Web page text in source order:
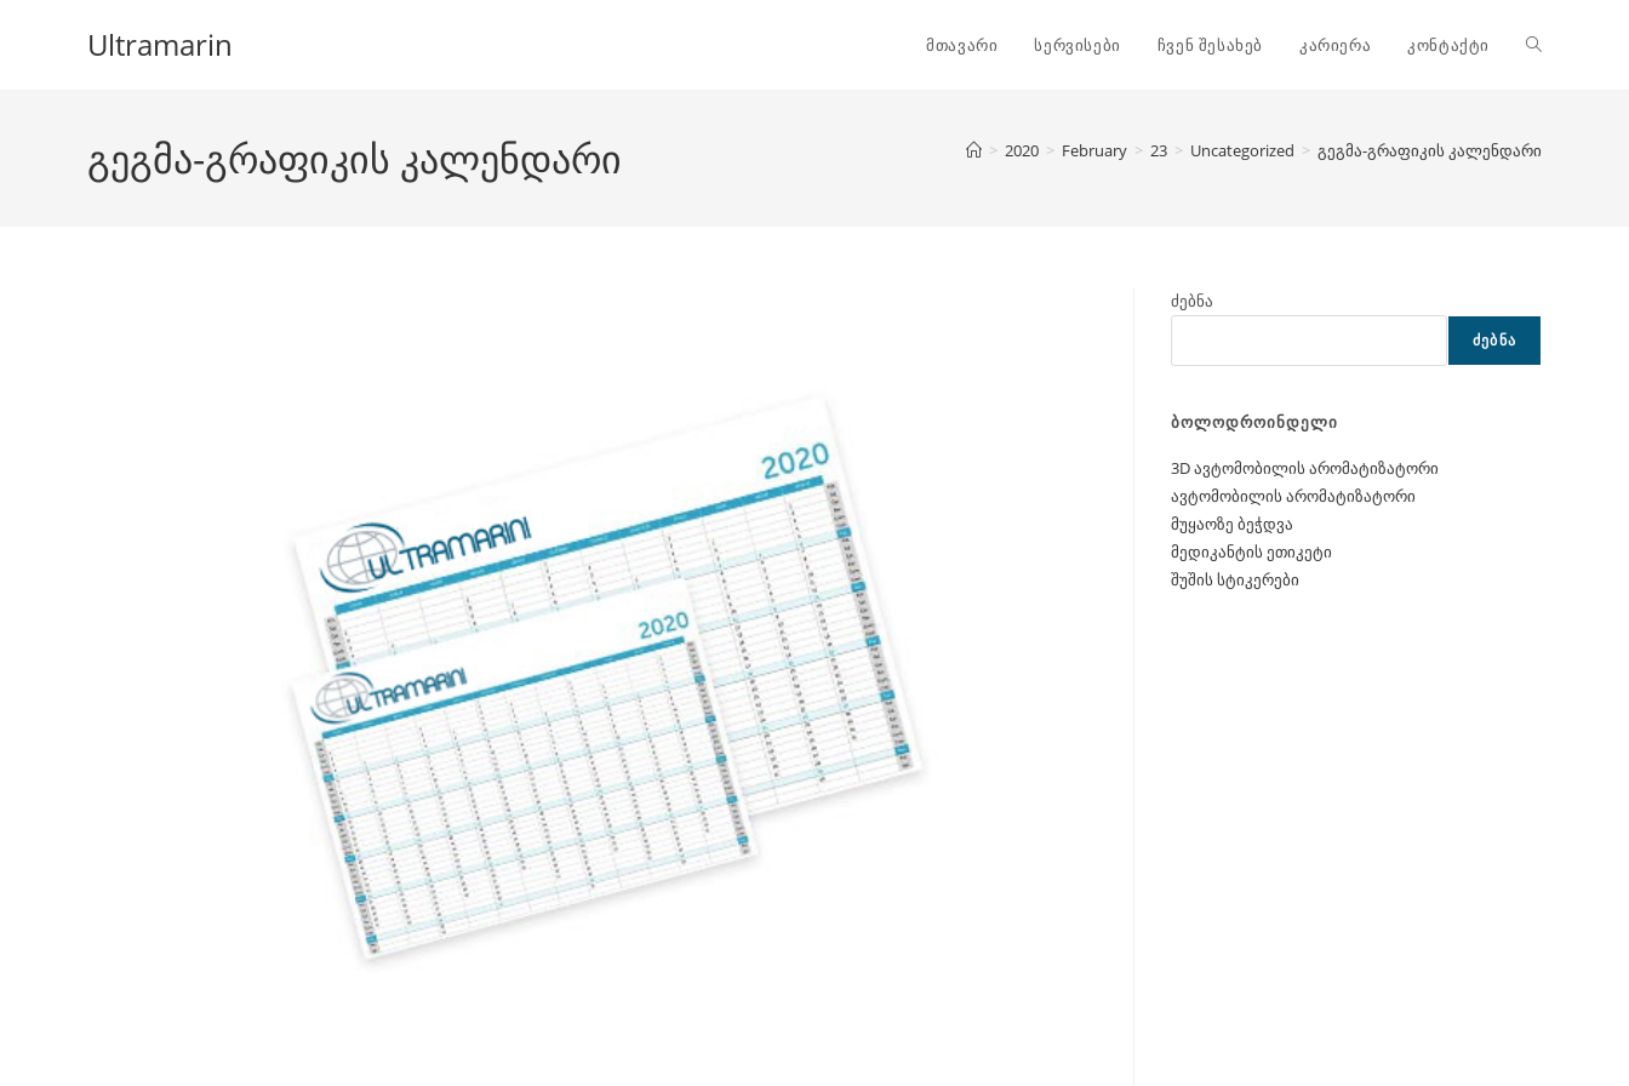
Ultramarin მთავარი სერვისები ჩვენ შესახებ კარიერა კონტაქტი Toggle
გეგმა-გრაფიკის კალენდარი > 2020 > February > 23 > Uncategorized > გეგმა-გრაფიკის კალენდარი
ძებნა
ᲫᲔᲑᲜᲐ
ბოლოდროინდელი
3D ავტომობილის არომატიზატორი
ავტომობილის არომატიზატორი
მუყაოზე ბეჭდვა
მედიკანტის ეთიკეტი
შუშის სტიკერები